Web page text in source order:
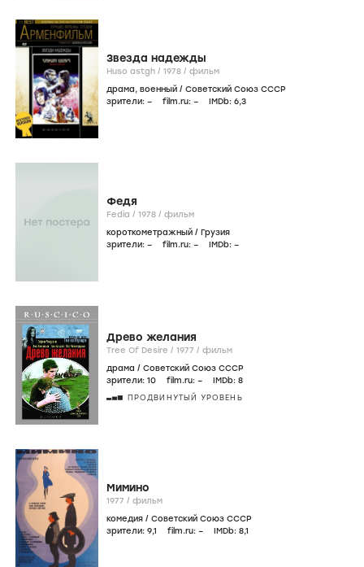
Звезда надежды
Huso astgh / 1978 / фильм
драма, военный / Советский Союз СССР
зрители: – film.ru: – IMDb: 6,3
Федя
Fedia / 1978 / фильм
короткометражный / Грузия
зрители: – film.ru: – IMDb: –
Древо желания
Tree Of Desire / 1977 / фильм
драма / Советский Союз СССР
зрители: 10 film.ru: – IMDb: 8
ПРОДВИНУТЫЙ УРОВЕНЬ
Мимино
1977 / фильм
комедия / Советский Союз СССР
зрители: 9,1 film.ru: – IMDb: 8,1